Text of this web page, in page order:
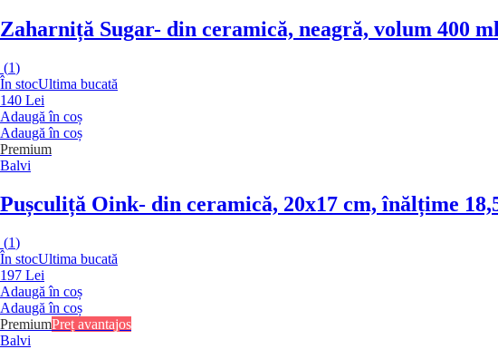
Zaharniță Sugar- din ceramică, neagră, volum 400 ml
(1)
În stocUltima bucată
140 Lei
Adaugă în coș
Adaugă în coș
Premium
Balvi
Pușculiță Oink- din ceramică, 20x17 cm, înălțime
(1)
În stocUltima bucată
197 Lei
Adaugă în coș
Adaugă în coș
PremiumPreț avantajos
Balvi